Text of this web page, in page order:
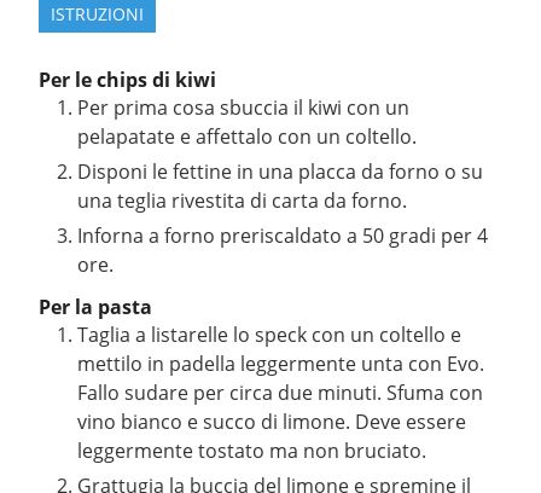
ISTRUZIONI
Per le chips di kiwi
Per prima cosa sbuccia il kiwi con un
pelapatate e affettalo con un coltello.
Disponi le fettine in una placca da forno o su
una teglia rivestita di carta da forno.
Inforna a forno preriscaldato a 50 gradi per 4
ore.
Per la pasta
Taglia a listarelle lo speck con un coltello e
mettilo in padella leggermente unta con Evo.
Fallo sudare per circa due minuti. Sfuma con
vino bianco e succo di limone. Deve essere
leggermente tostato ma non bruciato.
Grattugia la buccia del limone e spremine il